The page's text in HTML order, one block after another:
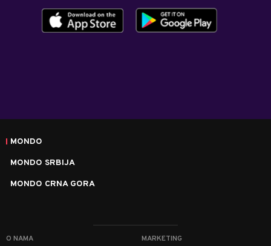
MONDO
MONDO SRBIJA
MONDO CRNA GORA
O NAMA MARKETING